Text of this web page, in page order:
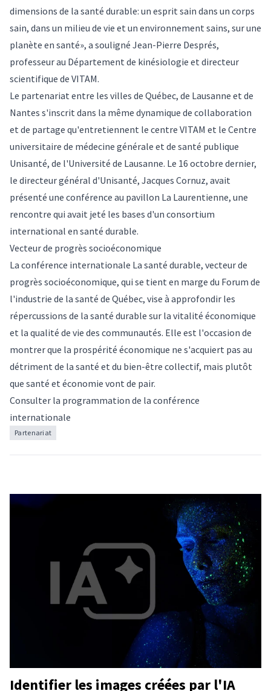
dimensions de la santé durable: un esprit sain dans un corps
sain, dans un milieu de vie et un environnement sains, sur une
planète en santé», a souligné Jean-Pierre Després,
professeur au Département de kinésiologie et directeur
scientifique de VITAM.
Le partenariat entre les villes de Québec, de Lausanne et de
Nantes s'inscrit dans la même dynamique de collaboration
et de partage qu'entretiennent le centre VITAM et le Centre
universitaire de médecine générale et de santé publique
Unisanté, de l'Université de Lausanne. Le 16 octobre dernier,
le directeur général d'Unisanté, Jacques Cornuz, avait
présenté une conférence au pavillon La Laurentienne, une
rencontre qui avait jeté les bases d'un consortium
international en santé durable.
Vecteur de progrès socioéconomique
La conférence internationale La santé durable, vecteur de
progrès socioéconomique, qui se tient en marge du Forum de
l'industrie de la santé de Québec, vise à approfondir les
répercussions de la santé durable sur la vitalité économique
et la qualité de vie des communautés. Elle est l'occasion de
montrer que la prospérité économique ne s'acquiert pas au
détriment de la santé et du bien-être collectif, mais plutôt
que santé et économie vont de pair.
Consulter la programmation de la conférence
internationale
Partenariat
Identifier les images créées par l'IA